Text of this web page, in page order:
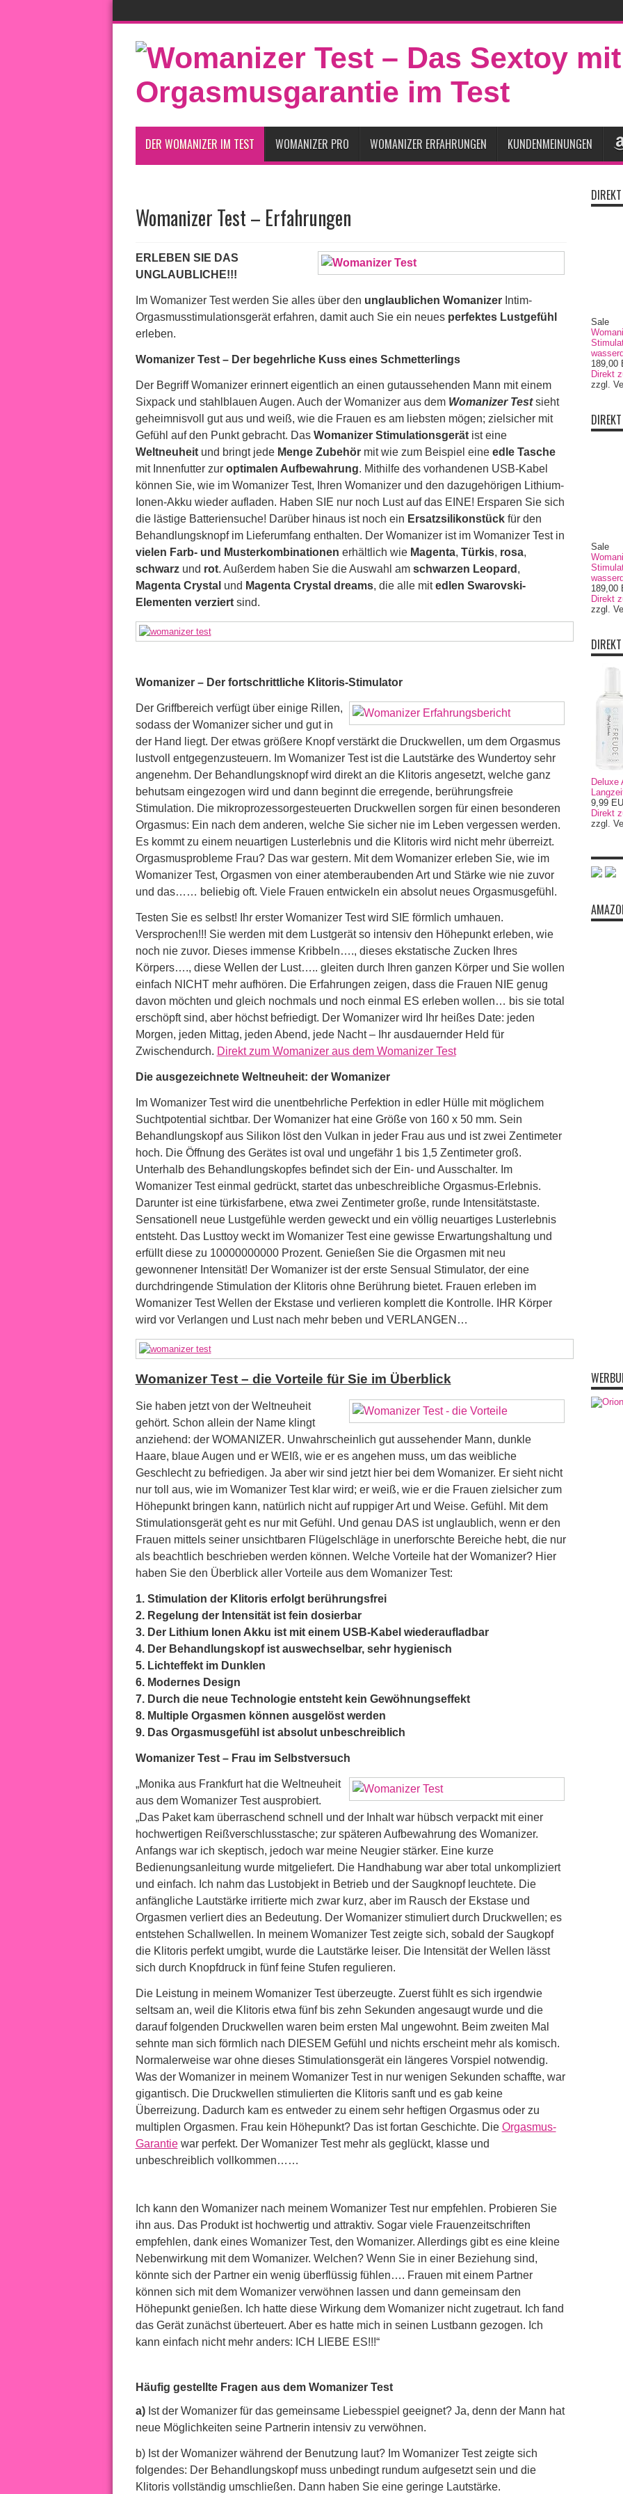
DER WOMANIZER IM TEST WOMANIZER PRO WOMANIZER ERFAHRUNGEN KUNDENMEINUNGEN
Womanizer Test – Erfahrungen
ERLEBEN SIE DAS
UNGLAUBLICHE!!!
Im Womanizer Test werden Sie alles über den unglaublichen WomanizerIntim-
Orgasmusstimulationsgerät erfahren, damit auch Sie ein neues perfektes Lustgefühl
erleben.
Womanizer Test – Der begehrliche Kuss eines Schmetterlings
Der Begriff Womanizer erinnert eigentlich an einen gutaussehenden Mann mit einem
Sixpack und stahlblauen Augen. Auch der Womanizer aus dem Womanizer Testsieht
geheimnisvoll gut aus und weiß, wie die Frauen es am liebsten mögen; zielsicher mit
Gefühl auf den Punkt gebracht. Das Womanizer Stimulationsgerätist eine
Weltneuheitund bringt jede Menge Zubehörmit wie zum Beispiel eine edle Tasche
mit Innenfutter zur optimalen Aufbewahrung. Mithilfe des vorhandenen USB-Kabel
können Sie, wie im Womanizer Test, Ihren Womanizer und den dazugehörigen Lithium-
Ionen-Akku wieder aufladen. Haben SIE nur noch Lust auf das EINE! Ersparen Sie sich
die lästige Batteriensuche! Darüber hinaus ist noch ein Ersatzsilikonstückfür den
Behandlungsknopf im Lieferumfang enthalten. Der Womanizer ist im Womanizer Test in
vielen Farb- und Musterkombinationen erhältlich wie Magenta, Türkis, rosa,
schwarzund rot. Außerdem haben Sie die Auswahl am schwarzen Leopard ,
Magenta Crystal und Magenta Crystal dreams, die alle mitedlen Swarovski-
Elementen verziertsind.
Womanizer – Der fortschrittliche Klitoris-Stimulator
Der Griffbereich verfügt über einige Rillen,
sodass der Womanizer sicher und gut in
der Hand liegt. Der etwas größere Knopf verstärkt die Druckwellen, um dem Orgasmus
lustvoll entgegenzusteuern. Im Womanizer Test ist die Lautstärke des Wundertoy sehr
angenehm. Der Behandlungsknopf wird direkt an die Klitoris angesetzt, welche ganz
behutsam eingezogen wird und dann beginnt die erregende, berührungsfreie
Stimulation. Die mikroprozessorgesteuerten Druckwellen sorgen für einen besonderen
Orgasmus: Ein nach dem anderen, welche Sie sicher nie im Leben vergessen werden.
Es kommt zu einem neuartigen Lusterlebnis und die Klitoris wird nicht mehr überreizt.
Orgasmusprobleme Frau? Das war gestern. Mit dem Womanizer erleben Sie, wie im
Womanizer Test, Orgasmen von einer atemberaubenden Art und Stärke wie nie zuvor
und das…… beliebig oft. Viele Frauen entwickeln ein absolut neues Orgasmusgefühl.
Testen Sie es selbst! Ihr erster Womanizer Test wird SIE förmlich umhauen.
Versprochen!!! Sie werden mit dem Lustgerät so intensiv den Höhepunkt erleben, wie
noch nie zuvor. Dieses immense Kribbeln…., dieses ekstatische Zucken Ihres
Körpers…., diese Wellen der Lust….. gleiten durch Ihren ganzen Körper und Sie wollen
einfach NICHT mehr aufhören. Die Erfahrungen zeigen, dass die Frauen NIE genug
davon möchten und gleich nochmals und noch einmal ES erleben wollen… bis sie total
erschöpft sind, aber höchst befriedigt. Der Womanizer wird Ihr heißes Date: jeden
Morgen, jeden Mittag, jeden Abend, jede Nacht – Ihr ausdauernder Held für
Zwischendurch. Direkt zum Womanizer aus dem Womanizer Test
Die ausgezeichnete Weltneuheit: der Womanizer
Im Womanizer Test wird die unentbehrliche Perfektion in edler Hülle mit möglichem
Suchtpotential sichtbar. Der Womanizer hat eine Größe von 160 x 50 mm. Sein
Behandlungskopf aus Silikon löst den Vulkan in jeder Frau aus und ist zwei Zentimeter
hoch. Die Öffnung des Gerätes ist oval und ungefähr 1 bis 1,5 Zentimeter groß.
Unterhalb des Behandlungskopfes befindet sich der Ein- und Ausschalter. Im
Womanizer Test einmal gedrückt, startet das unbeschreibliche Orgasmus-Erlebnis.
Darunter ist eine türkisfarbene, etwa zwei Zentimeter große, runde Intensitätstaste.
Sensationell neue Lustgefühle werden geweckt und ein völlig neuartiges Lusterlebnis
entsteht. Das Lusttoy weckt im Womanizer Test eine gewisse Erwartungshaltung und
erfüllt diese zu 10000000000 Prozent. Genießen Sie die Orgasmen mit neu
gewonnener Intensität! Der Womanizer ist der erste Sensual Stimulator, der eine
durchdringende Stimulation der Klitoris ohne Berührung bietet. Frauen erleben im
Womanizer Test Wellen der Ekstase und verlieren komplett die Kontrolle. IHR Körper
wird vor Verlangen und Lust nach mehr beben und VERLANGEN…
Womanizer Test – die Vorteile für Sie im Überblick
Sie haben jetzt von der Weltneuheit
gehört. Schon allein der Name klingt
anziehend: der WOMANIZER. Unwahrscheinlich gut aussehender Mann, dunkle
Haare, blaue Augen und er WEIß, wie er es angehen muss, um das weibliche
Geschlecht zu befriedigen. Ja aber wir sind jetzt hier bei dem Womanizer. Er sieht nicht
nur toll aus, wie im Womanizer Test klar wird; er weiß, wie er die Frauen zielsicher zum
Höhepunkt bringen kann, natürlich nicht auf ruppiger Art und Weise. Gefühl. Mit dem
Stimulationsgerät geht es nur mit Gefühl. Und genau DAS ist unglaublich, wenn er den
Frauen mittels seiner unsichtbaren Flügelschläge in unerforschte Bereiche hebt, die nur
als beachtlich beschrieben werden können. Welche Vorteile hat der Womanizer? Hier
haben Sie den Überblick aller Vorteile aus dem Womanizer Test:
1. Stimulation der Klitoris erfolgt berührungsfrei
2. Regelung der Intensität ist fein dosierbar
3. Der Lithium Ionen Akku ist mit einem USB-Kabel wiederaufladbar
4. Der Behandlungskopf ist auswechselbar, sehr hygienisch
5. Lichteffekt im Dunklen
6. Modernes Design
7. Durch die neue Technologie entsteht kein Gewöhnungseffekt
8. Multiple Orgasmen können ausgelöst werden
9. Das Orgasmusgefühl ist absolut unbeschreiblich
Womanizer Test – Frau im Selbstversuch
„Monika aus Frankfurt hat die Weltneuheit
aus dem Womanizer Test ausprobiert.
„Das Paket kam überraschend schnell und der Inhalt war hübsch verpackt mit einer
hochwertigen Reißverschlusstasche; zur späteren Aufbewahrung des Womanizer.
Anfangs war ich skeptisch, jedoch war meine Neugier stärker. Eine kurze
Bedienungsanleitung wurde mitgeliefert. Die Handhabung war aber total unkompliziert
und einfach. Ich nahm das Lustobjekt in Betrieb und der Saugknopf leuchtete. Die
anfängliche Lautstärke irritierte mich zwar kurz, aber im Rausch der Ekstase und
Orgasmen verliert dies an Bedeutung. Der Womanizer stimuliert durch Druckwellen; es
entstehen Schallwellen. In meinem Womanizer Test zeigte sich, sobald der Saugkopf
die Klitoris perfekt umgibt, wurde die Lautstärke leiser. Die Intensität der Wellen lässt
sich durch Knopfdruck in fünf feine Stufen regulieren.
Die Leistung in meinem Womanizer Test überzeugte. Zuerst fühlt es sich irgendwie
seltsam an, weil die Klitoris etwa fünf bis zehn Sekunden angesaugt wurde und die
darauf folgenden Druckwellen waren beim ersten Mal ungewohnt. Beim zweiten Mal
sehnte man sich förmlich nach DIESEM Gefühl und nichts erscheint mehr als komisch.
Normalerweise war ohne dieses Stimulationsgerät ein längeres Vorspiel notwendig.
Was der Womanizer in meinem Womanizer Test in nur wenigen Sekunden schaffte, war
gigantisch. Die Druckwellen stimulierten die Klitoris sanft und es gab keine
Überreizung. Dadurch kam es entweder zu einem sehr heftigen Orgasmus oder zu
multiplen Orgasmen. Frau kein Höhepunkt? Das ist fortan Geschichte. Die Orgasmus-
Garantiewar perfekt. Der Womanizer Test mehr als geglückt, klasse und
unbeschreiblich vollkommen……
Ich kann den Womanizer nach meinem Womanizer Test nur empfehlen. Probieren Sie
ihn aus. Das Produkt ist hochwertig und attraktiv. Sogar viele Frauenzeitschriften
empfehlen, dank eines Womanizer Test, den Womanizer. Allerdings gibt es eine kleine
Nebenwirkung mit dem Womanizer. Welchen? Wenn Sie in einer Beziehung sind,
könnte sich der Partner ein wenig überflüssig fühlen…. Frauen mit einem Partner
können sich mit dem Womanizer verwöhnen lassen und dann gemeinsam den
Höhepunkt genießen. Ich hatte diese Wirkung dem Womanizer nicht zugetraut. Ich fand
das Gerät zunächst überteuert. Aber es hatte mich in seinen Lustbann gezogen. Ich
kann einfach nicht mehr anders: ICH LIEBE ES!!!“
Häufig gestellte Fragen aus dem Womanizer Test
a)Ist der Womanizer für das gemeinsame Liebesspiel geeignet? Ja, denn der Mann hat
neue Möglichkeiten seine Partnerin intensiv zu verwöhnen.
b) Ist der Womanizer während der Benutzung laut? Im Womanizer Test zeigte sich
folgendes: Der Behandlungskopf muss unbedingt rundum aufgesetzt sein und die
Klitoris vollständig umschließen. Dann haben Sie eine geringe Lautstärke.
Sale
189,00
Direkt
zzgl.
Sale
189,00
Direkt
zzgl.
Deluxe
9,99
Direkt
zzgl.